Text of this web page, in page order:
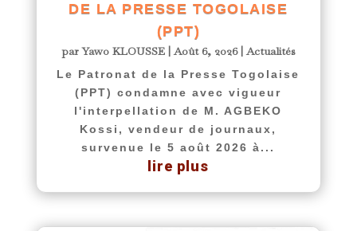
DE LA PRESSE TOGOLAISE
(PPT)
parYawo KLOUSSE|Août 6, 2026|Actualités
Le Patronat de la Presse Togolaise
(PPT) condamne avec vigueur
l'interpellation de M. AGBEKO
Kossi, vendeur de journaux,
survenue le 5 août 2026 à...
lire plus